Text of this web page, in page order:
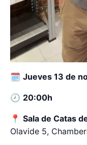
🗓 Jueves 13 de
🕗 20:00h
📍 Sala de Catas
Olavide 5,